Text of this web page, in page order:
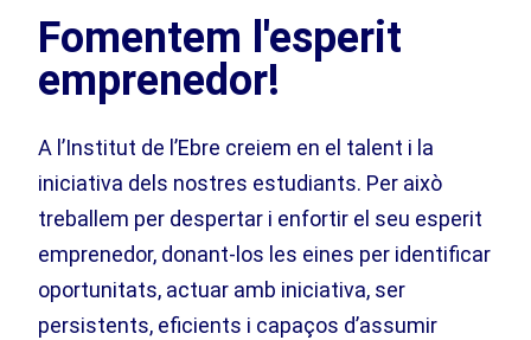
Fomentem l'esperit
emprenedor!
A l’Institut de l’Ebre creiem en el talent i la
iniciativa dels nostres estudiants. Per això
treballem per despertar i enfortir el seu esperit
emprenedor, donant-los les eines per identificar
oportunitats, actuar amb iniciativa, ser
persistents, eficients i capaços d’assumir